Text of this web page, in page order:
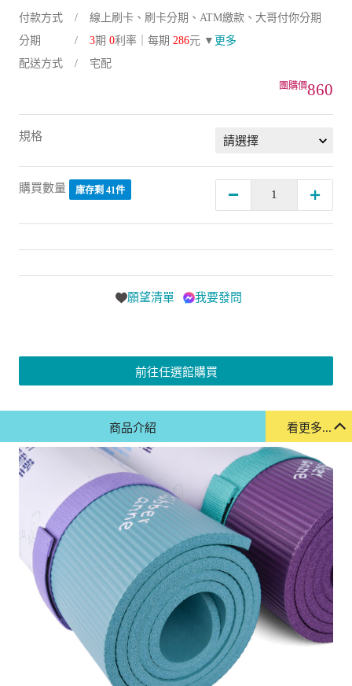
付款方式
線上刷卡、刷卡分期、ATM繳款、大哥付你分期
分期
3期 0利率｜每期 286元 ▼ 更多
配送方式
宅配
860
規格
購買數量 庫存剩 41件
願望清單 我要發問
前往任選館購買
看更多...
商品介紹